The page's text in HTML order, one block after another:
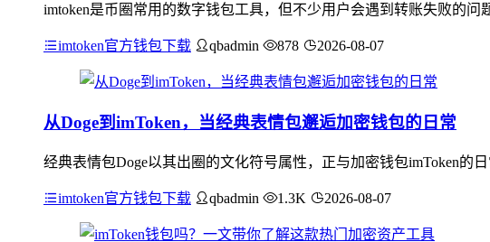
imtoken是币圈常用的数字钱包工具，但不少用户会遇到转账失败的
imtoken官方钱包下载 qbadmin 878 2026-08-07
从Doge到imToken，当经典表情包邂逅加密钱包的日常
经典表情包Doge以其出圈的文化符号属性，正与加密钱包imToken的
imtoken官方钱包下载 qbadmin 1.3K 2026-08-07